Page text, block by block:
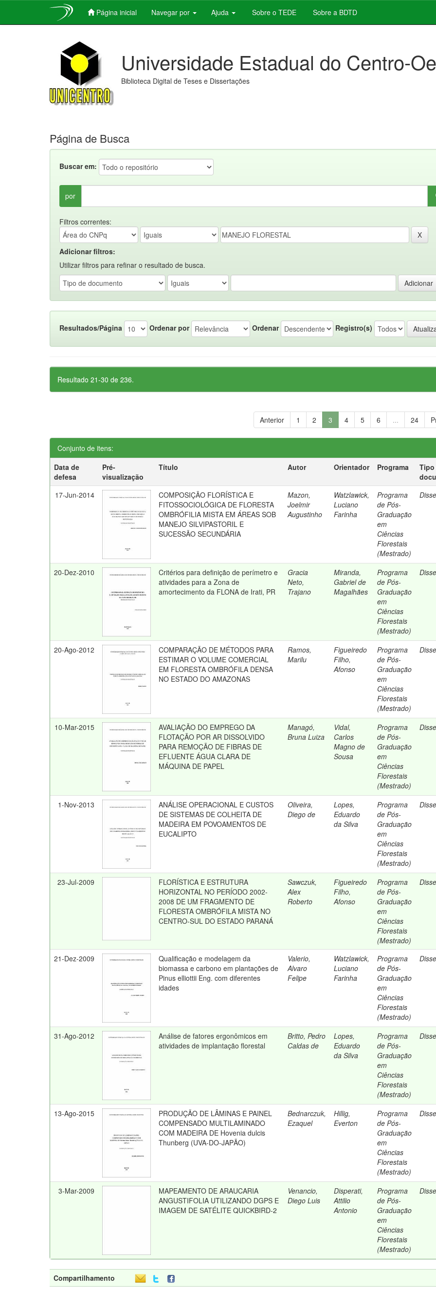
Página inicial Navegar por Ajuda Sobre o TEDE Sobre a BDTD
Universidade Estadual do Centro-
Biblioteca Digital de Teses e Dissertações
Página de Busca
Buscar em:
por
Filtros correntes:
Adicionar filtros:
Utilizar filtros para refinar o resultado de busca.
Resultados/Página Ordenar por Ordenar Registro(s)
Resultado 21-30 de 236.
Anterior 1 2 3 4 5 6 ... 24
Conjunto de itens:
Data de
defesa
Pré-
visualização
Título Autor Orientador Programa
Tipo
17-Jun-2014
COMPOSIÇÃO FLORÍSTICA E
FITOSSOCIOLÓGICA DE FLORESTA
OMBRÓFILIA MISTA EM ÁREAS SOB
MANEJO SILVIPASTORIL E
SUCESSÃO SECUNDÁRIA
Mazon,
Joelmir
Augustinho
Watzlawick,
Luciano
Farinha
Programa
de Pós-
Graduação
em
Ciências
Florestais
(Mestrado)
20-Dez-2010
Critérios para definição de perímetro e
atividades para a Zona de
amortecimento da FLONA de Irati, PR
Gracia
Neto,
Trajano
Miranda,
Gabriel de
Magalhães
Programa
de Pós-
Graduação
em
Ciências
Florestais
(Mestrado)
20-Ago-2012
COMPARAÇÃO DE MÉTODOS PARA
ESTIMAR O VOLUME COMERCIAL
EM FLORESTA OMBRÓFILA DENSA
NO ESTADO DO AMAZONAS
Ramos,
Marilu
Figueiredo
Filho,
Afonso
Programa
de Pós-
Graduação
em
Ciências
Florestais
(Mestrado)
10-Mar-2015
AVALIAÇÃO DO EMPREGO DA
FLOTAÇÃO POR AR DISSOLVIDO
PARA REMOÇÃO DE FIBRAS DE
EFLUENTE ÁGUA CLARA DE
MÁQUINA DE PAPEL
Managó,
Bruna Luiza
Vidal,
Carlos
Magno de
Sousa
Programa
de Pós-
Graduação
em
Ciências
Florestais
(Mestrado)
1-Nov-2013
ANÁLISE OPERACIONAL E CUSTOS
DE SISTEMAS DE COLHEITA DE
MADEIRA EM POVOAMENTOS DE
EUCALIPTO
Oliveira,
Diego de
Lopes,
Eduardo
da Silva
Programa
de Pós-
Graduação
em
Ciências
Florestais
(Mestrado)
23-Jul-2009
FLORÍSTICA E ESTRUTURA
HORIZONTAL NO PERÍODO 2002-
2008 DE UM FRAGMENTO DE
FLORESTA OMBRÓFILA MISTA NO
CENTRO-SUL DO ESTADO PARANÁ
Sawczuk,
Alex
Roberto
Figueiredo
Filho,
Afonso
Programa
de Pós-
Graduação
em
Ciências
Florestais
(Mestrado)
21-Dez-2009
Qualificação e modelagem da
biomassa e carbono em plantações de
Pinus elliottii Eng. com diferentes
idades
Valerio,
Alvaro
Felipe
Watzlawick,
Luciano
Farinha
Programa
de Pós-
Graduação
em
Ciências
Florestais
(Mestrado)
31-Ago-2012
Análise de fatores ergonômicos em
atividades de implantação florestal
Britto, Pedro
Caldas de
Lopes,
Eduardo
da Silva
Programa
de Pós-
Graduação
em
Ciências
Florestais
(Mestrado)
13-Ago-2015
PRODUÇÃO DE LÂMINAS E PAINEL
COMPENSADO MULTILAMINADO
COM MADEIRA DE Hovenia dulcis
Thunberg (UVA-DO-JAPÃO)
Bednarczuk,
Ezaquel
Hillig,
Everton
Programa
de Pós-
Graduação
em
Ciências
Florestais
(Mestrado)
3-Mar-2009
MAPEAMENTO DE ARAUCARIA
ANGUSTIFOLIA UTILIZANDO DGPS E
IMAGEM DE SATÉLITE QUICKBIRD-2
Venancio,
Diego Luis
Disperati,
Attilio
Antonio
Programa
de Pós-
Graduação
em
Ciências
Florestais
(Mestrado)
Compartilhamento